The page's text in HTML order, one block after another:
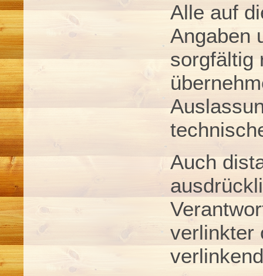
Alle auf
Angaben
sorgfältig
Auch
verlinkter